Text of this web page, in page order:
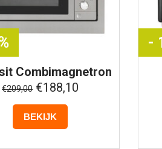
Combimagnetron
- EMW2546HI
€209,00€188,10
BEKIJK
-